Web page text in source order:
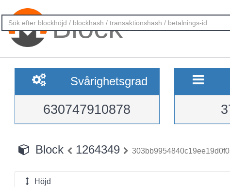
Block
Svårighetsgrad
630747910878
Block 1264349
Höjd